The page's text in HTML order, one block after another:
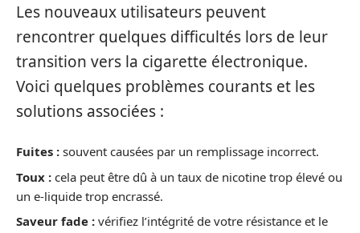
Les nouveaux utilisateurs peuvent
rencontrer quelques difficultés lors de leur
transition vers la cigarette électronique.
Voici quelques problèmes courants et les
solutions associées :
Fuites : souvent causées par un remplissage incorrect.
Toux : cela peut être dû à un taux de nicotine trop élevé ou
un e-liquide trop encrassé.
Saveur fade : vérifiez l’intégrité de votre résistance et le